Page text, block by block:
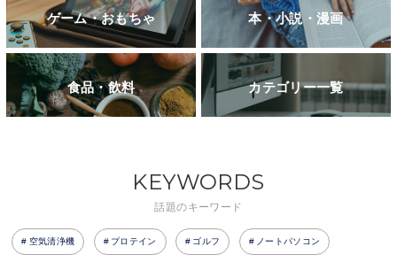
ゲーム・おもちゃ 本・小説・漫画
食品・飲料 カテゴリー一覧
KEYWORDS
話題のキーワード
空気清浄機 プロテイン ゴルフ ノートパソコン